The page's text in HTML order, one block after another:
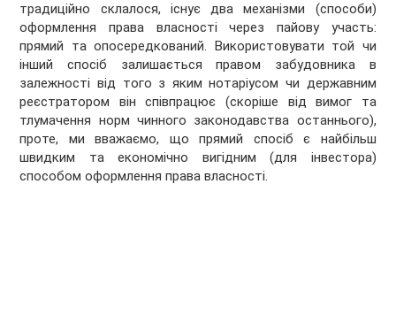
традиційно склалося, існує два механізми (способи)
оформлення права власності через пайову участь:
прямий та опосередкований. Використовувати той чи
інший спосіб залишається правом забудовника в
залежності від того з яким нотаріусом чи державним
реєстратором він співпрацює (скоріше від вимог та
тлумачення норм чинного законодавства останнього),
проте, ми вважаємо, що прямий спосіб є найбільш
швидким та економічно вигідним (для інвестора)
способом оформлення права власності.